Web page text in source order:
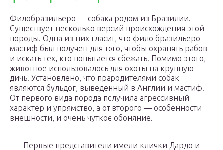
Филобразильеро — собака родом из Бразилии.
Существует несколько версий происхождения этой
породы. Одна из них гласит, что фило бразильеро
мастиф был получен для того, чтобы охранять рабов
и искать тех, кто попытается сбежать. Помимо этого,
животное использовалось для охоты на крупную
дичь. Установлено, что прародителями собак
являются бульдог, выведенный в Англии и мастиф.
От первого вида порода получила агрессивный
характер и упрямство, а от второго — особенности
внешности, и очень чуткое обоняние.
Первые представители имели клички Дардо и